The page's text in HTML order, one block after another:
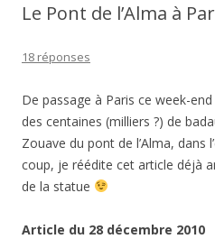
Le Pont de l’Alma à
18 réponses
De passage à Paris ce week-
des centaines (milliers ?) de
Zouave du pont de l’Alma, dans
coup, je réédite cet article déjà
de la statue
Article du 28 décembre 2010